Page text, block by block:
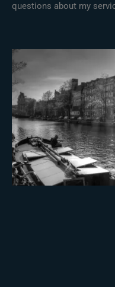
questions about my